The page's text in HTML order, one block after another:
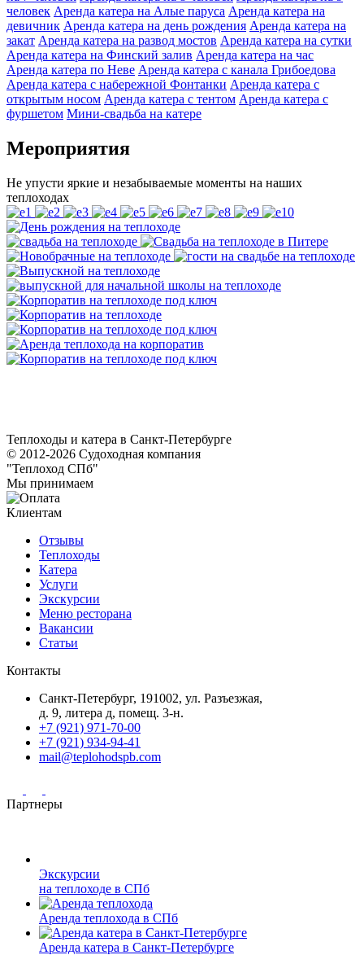
человек Аренда катера на Алые паруса Аренда катера на
девичник Аренда катера на день рождения Аренда катера на
закат Аренда катера на развод мостов Аренда катера на сутки
Аренда катера на Финский залив Аренда катера на час
Аренда катера по Неве Аренда катера с канала Грибоедова
Аренда катера с набережной Фонтанки Аренда катера с
открытым носом Аренда катера с тентом Аренда катера с
фуршетом Мини-свадьба на катере
Мероприятия
Не упусти яркие и незабываемые моменты на наших
теплоходах
Теплоходы и катера в Санкт-Петербурге
© 2012-2026 Судоходная компания
"Теплоход СПб"
Мы принимаем
Клиентам
Отзывы
Теплоходы
Катера
Услуги
Экскурсии
Меню ресторана
Вакансии
Статьи
Контакты
Санкт-Петербург, 191002, ул. Разъезжая,
д. 9, литера д, помещ. 3-н.
+7 (921) 971-70-00
+7 (921) 934-94-41
mail@teplohodspb.com
Партнеры
Экскурсии
на теплоходе в СПб
Аренда теплохода в СПб
Аренда катера в Санкт-Петербурге